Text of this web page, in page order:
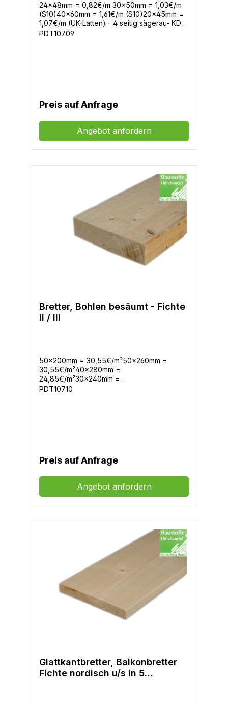
24x48mm = 0,82€/m 30x50mm = 1,03€/m
(S10)40x60mm = 1,61€/m (S10)20x45mm =
1,07€/m (UK-Latten) - 4 seitig sägerau- KD
Kammergetrocknet- Verkauf zu 3, 4 und 5m
PDT10709
Preis auf Anfrage
Angebot anfordern
Bretter, Bohlen besäumt - Fichte
II / III
50x200mm = 30,55€/m²50x260mm =
30,55€/m²40x280mm =
24,85€/m²30x240mm =
15,86€/m²30x120mm = 15,86€/m²24x120mm
PDT10710
Preis auf Anfrage
Angebot anfordern
Glattkantbretter, Balkonbretter
Fichte nordisch u/s in 5